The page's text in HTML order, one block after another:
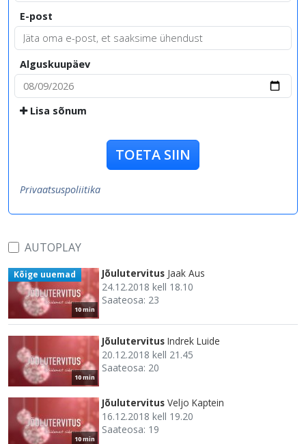
E-post
Alguskuupäev
Lisa sõnum
TOETA SIIN
Privaatsuspoliitika
AUTOPLAY
10 min
Kõige uuemad Jõulutervitus Jaak Aus
24.12.2018 kell 18.10
Saateosa: 23
10 min
Jõulutervitus Indrek Luide
20.12.2018 kell 21.45
Saateosa: 20
10 min
Jõulutervitus Veljo Kaptein
16.12.2018 kell 19.20
Saateosa: 19